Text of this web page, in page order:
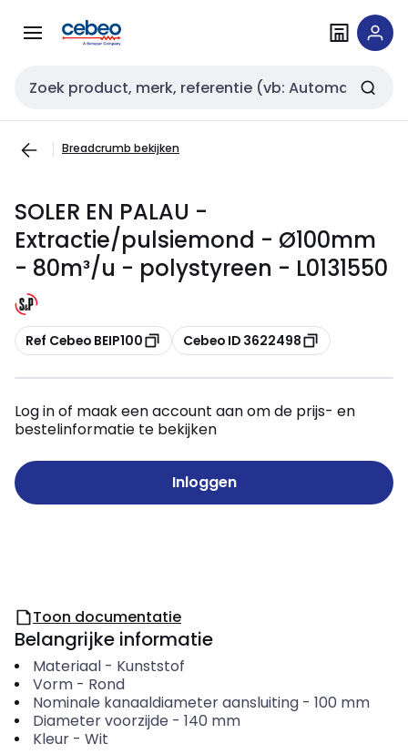
naar
naar
Zoekveld invoer
Breadcrumb bekijken
SOLER EN PALAU -
Extractie/pulsiemond - Ø100mm
- 80m³/u - polystyreen - L0131550
Kopiëren
Ref Cebeo BEIP100 Kopiëren
Cebeo ID 3622498
Log in of maak een account aan om de prijs- en
bestelinformatie te bekijken
Inloggen
Toon documentatie
Belangrijke informatie
Materiaal- Kunststof
Vorm- Rond
Nominale kanaaldiameter aansluiting- 100 mm
Diameter voorzijde - 140 mm
Kleur- Wit